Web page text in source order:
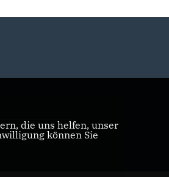
GmbH & Co. KG
die uns helfen, unser
können Sie